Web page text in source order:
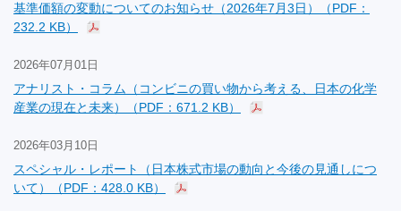
基準価額の変動についてのお知らせ（2026年7月3日）（PDF：
232.2 KB）
2026年07月01日
アナリスト・コラム（コンビニの買い物から考える、日本の化学
産業の現在と未来）（PDF：671.2 KB）
2026年03月10日
スペシャル・レポート（日本株式市場の動向と今後の見通しにつ
いて）（PDF：428.0 KB）